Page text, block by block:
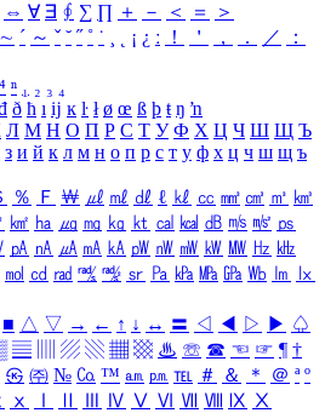
⇔ ∀ ∃ ∮ ∑ ∏ ＋ － ＜ ＝
＞
∼ ´ ～ ˇ ˘ ˝ ˚ ˙ ¸ ¡ ¿ ː ！ ＇ ， ． ／
：
⁴ ⁿ ₁ ₂ ₃ ₄
ð ħ ı ĳ ĸ ŀ ł ø œ ß þ ŧ ŋ ŉ
Л М Н О П Р С Т У Ф Х Ц Ч Ш Щ Ъ
з и й к л м н о п р с т у ф х ц ч ш щ ъ
％ Ｆ ￦ ㎕ ㎖ ㎗ ℓ ㎘ ㏄ ㎣ ㎤ ㎥ ㎦
㎢ ㏊ ㎍ ㎎ ㎏ ㏏ ㎈ ㎉ ㏈ ㎧ ㎨ ㎰
㎀ ㎁ ㎂ ㎃ ㎄ ㎺ ㎻ ㎽ ㎾ ㎿ ㎐ ㎑
㏖ ㏅ ㎭ ㎮ ㎯ ㏛ ㎩ ㎪ ㎫ ㎬ ㏝ ㏐
㏓
■ △ ▽ → ← ↑ ↓ ↔ 〓 ◁ ◀ ▷ ▶ ♤
▤ ▨ ▧ ▦ ▩ ♨ ☏ ☎ ☜ ☞ ¶ †
㉿ ㈜ № ㏇ ™ ㏂ ㏘ ℡ ＃ ＆ ＊ ＠ ª º
ⅹ Ⅳ Ⅴ Ⅵ Ⅶ Ⅷ Ⅸ Ⅹ